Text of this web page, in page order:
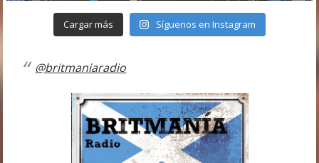
Cargar más Síguenos en Instagram
@britmaniaradio